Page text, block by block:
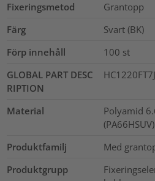
Fixeringsmetod
Grantopp
Färg
Svart (BK)
Förp innehåll
100 st
GLOBAL PART DESC
RIPTION
Material
Polyamid
(PA66HSUV)
Produktfamilj
Med
Produktgrupp